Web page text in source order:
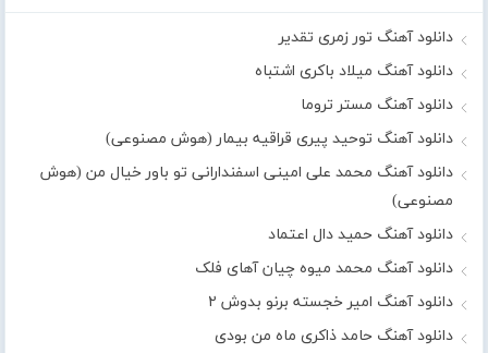
دانلود آهنگ تور زمری تقدیر
دانلود آهنگ میلاد باکری اشتباه
دانلود آهنگ مستر تروما
دانلود آهنگ توحید پیری قراقیه بیمار (هوش مصنوعی)
دانلود آهنگ محمد علی امینی اسفندارانی تو باور خیال من (هوش
مصنوعی)
دانلود آهنگ حمید دال اعتماد
دانلود آهنگ محمد میوه چیان آهای فلک
دانلود آهنگ امیر خجسته برنو بدوش ۲
دانلود آهنگ حامد ذاکری ماه من بودی